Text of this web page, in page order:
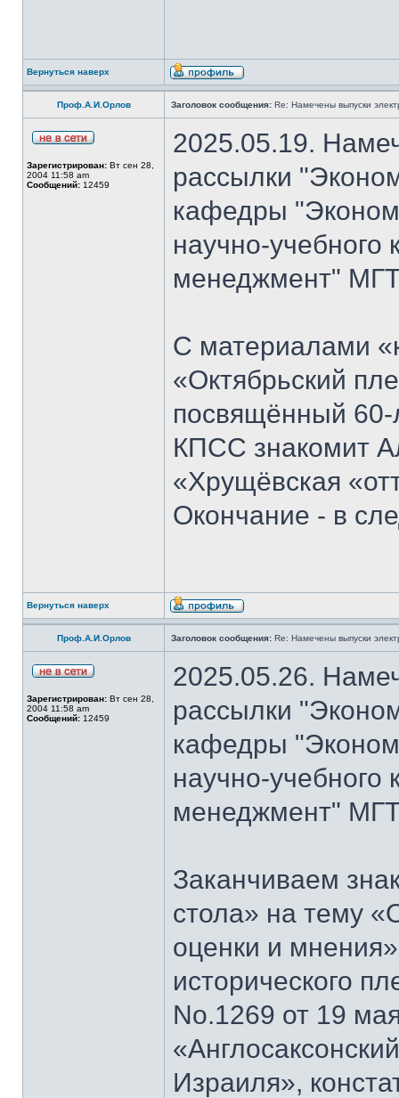
Вернуться наверх
Проф.А.И.Орлов Заголовок сообщения: Re: Намечены выпуски
Зарегистрирован: Вт сен 28,
2004 11:58 am
Сообщений: 12459
2025.05.19.
рассылки
кафедры
научно-
менеджмент"
С материалами
«Октябрьский
посвящённый 60-
КПСС знакомит
«Хрущёвская
Окончание - в
Вернуться наверх
Проф.А.И.Орлов Заголовок сообщения: Re: Намечены выпуски
Зарегистрирован: Вт сен 28,
2004 11:58 am
Сообщений: 12459
2025.05.26.
рассылки
кафедры
научно-
менеджмент"
Заканчиваем
стола» на тему
оценки и
исторического
No.1269 от 19
Израиля»,